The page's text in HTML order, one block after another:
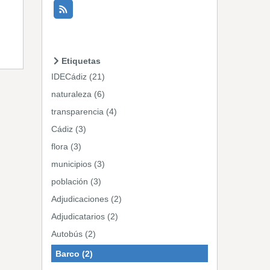
Etiquetas
IDECádiz (21)
naturaleza (6)
transparencia (4)
Cádiz (3)
flora (3)
municipios (3)
población (3)
Adjudicaciones (2)
Adjudicatarios (2)
Autobús (2)
Barco (2)